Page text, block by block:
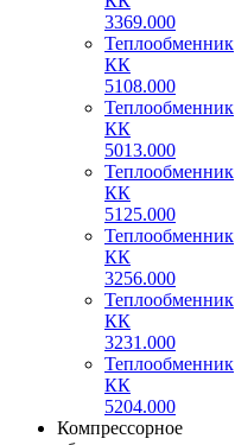
3369.000
Теплообменник
КК
5108.000
Теплообменник
КК
5013.000
Теплообменник
КК
5125.000
Теплообменник
КК
3256.000
Теплообменник
КК
3231.000
Теплообменник
КК
5204.000
Компрессорное